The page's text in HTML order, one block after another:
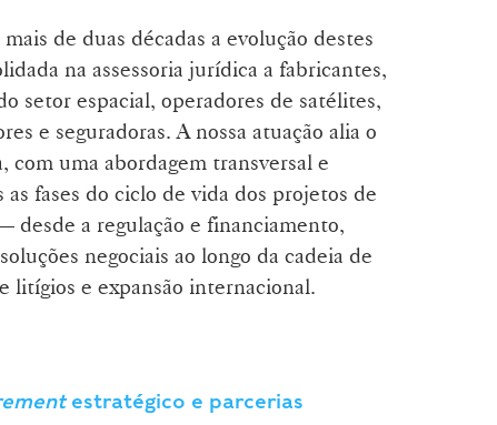
de duas décadas a evolução destes
na assessoria jurídica a fabricantes,
setor espacial, operadores de satélites,
e seguradoras. A nossa atuação alia o
com uma abordagem transversal e
fases do ciclo de vida dos projetos de
desde a regulação e financiamento,
negociais ao longo da cadeia de
litígios e expansão internacional.
estratégico e parcerias